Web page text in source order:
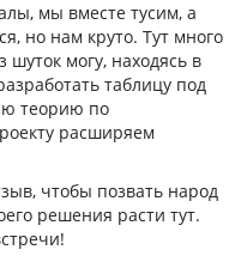
мы вместе тусим, а
но нам круто. Тут много
могу, находясь в
таблицу под
теорию по
расширяем
чтобы позвать народ
решения расти тут.